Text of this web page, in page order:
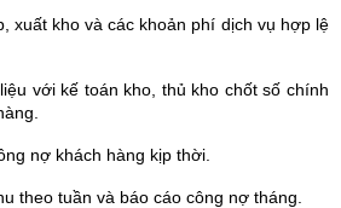
xuất kho và các khoản phí dịch vụ hợp lệ
với kế toán kho, thủ kho chốt số chính
nợ khách hàng kịp thời.
theo tuần và báo cáo công nợ tháng.